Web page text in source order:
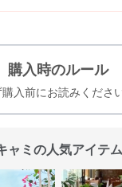
購入時のルール
入前にお読みください
ャミの人気アイテム